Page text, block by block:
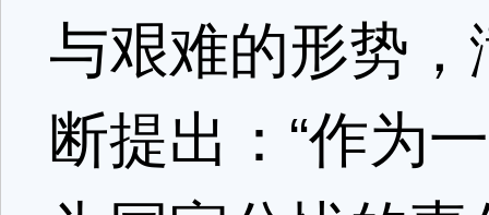
与艰难的形势
断提出：“作为